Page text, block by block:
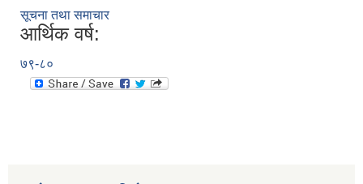
सूचना तथा समाचार
आर्थिक वर्ष:
७९-८०